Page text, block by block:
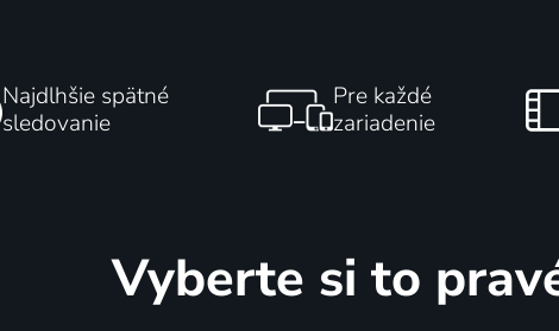
Najdlhšie spätné
sledovanie
Pre každé
zariadenie
Vyberte si to